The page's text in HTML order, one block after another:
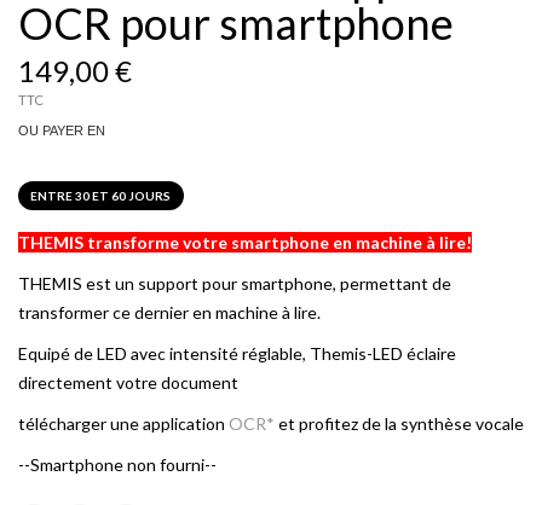
OCR pour smartphone
149,00 €
TTC
OU PAYER EN
ENTRE 30 ET 60 JOURS
THEMIS transforme votre smartphone en machine à lire!
THEMIS est un support pour smartphone, permettant de
transformer ce dernier en machine à lire.
Equipé de LED avec intensité réglable, Themis-LED éclaire
directement votre document
télécharger une application OCR* et profitez de la synthèse vocale
--Smartphone non fourni--